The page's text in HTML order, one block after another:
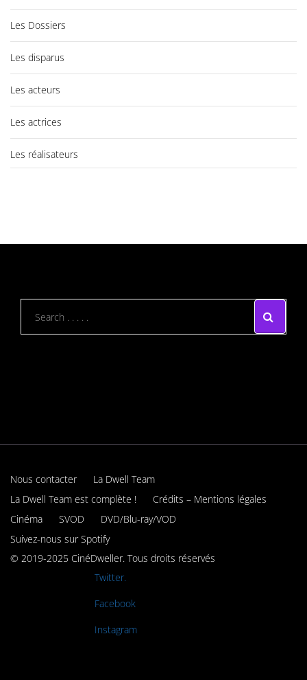
Les Dossiers
Les disparus
Les acteurs
Les actrices
Les réalisateurs
Nous contacter
La Dwell Team
La Dwell Team est complète !
Crédits – Mentions légales
Cinéma
SVOD
DVD/Blu-ray/VOD
Suivez-nous sur Spotify
© 2019-2025 CinéDweller. Tous droits réservés
Twitter.
Facebook
Instagram